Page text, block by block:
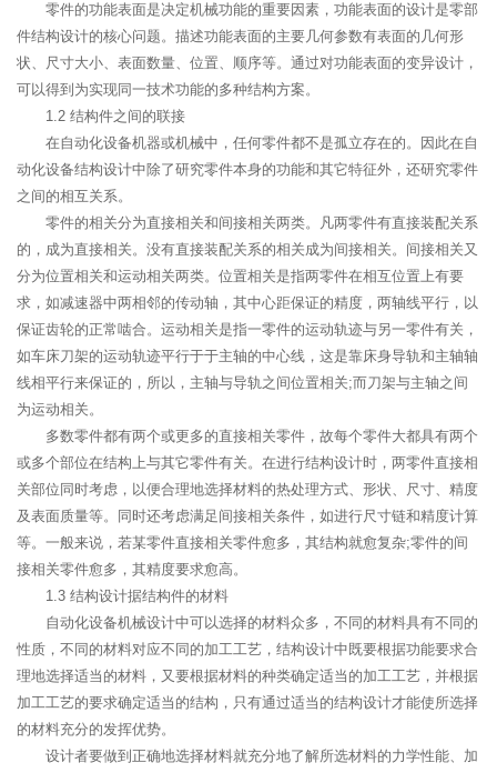
零件的功能表面是决定机械功能的重要因素，功能表面的设计是零部
件结构设计的核心问题。描述功能表面的主要几何参数有表面的几何形
状、尺寸大小、表面数量、位置、顺序等。通过对功能表面的变异设计，
可以得到为实现同一技术功能的多种结构方案。
1.2 结构件之间的联接
在自动化设备机器或机械中，任何零件都不是孤立存在的。因此在自
动化设备结构设计中除了研究零件本身的功能和其它特征外，还研究零件
之间的相互关系。
零件的相关分为直接相关和间接相关两类。凡两零件有直接装配关系
的，成为直接相关。没有直接装配关系的相关成为间接相关。间接相关又
分为位置相关和运动相关两类。位置相关是指两零件在相互位置上有要
求，如减速器中两相邻的传动轴，其中心距保证的精度，两轴线平行，以
保证齿轮的正常啮合。运动相关是指一零件的运动轨迹与另一零件有关，
如车床刀架的运动轨迹平行于于主轴的中心线，这是靠床身导轨和主轴轴
线相平行来保证的，所以，主轴与导轨之间位置相关;而刀架与主轴之间
为运动相关。
多数零件都有两个或更多的直接相关零件，故每个零件大都具有两个
或多个部位在结构上与其它零件有关。在进行结构设计时，两零件直接相
关部位同时考虑，以便合理地选择材料的热处理方式、形状、尺寸、精度
及表面质量等。同时还考虑满足间接相关条件，如进行尺寸链和精度计算
等。一般来说，若某零件直接相关零件愈多，其结构就愈复杂;零件的间
接相关零件愈多，其精度要求愈高。
1.3 结构设计据结构件的材料
自动化设备机械设计中可以选择的材料众多，不同的材料具有不同的
性质，不同的材料对应不同的加工工艺，结构设计中既要根据功能要求合
理地选择适当的材料，又要根据材料的种类确定适当的加工工艺，并根据
加工工艺的要求确定适当的结构，只有通过适当的结构设计才能使所选择
的材料充分的发挥优势。
设计者要做到正确地选择材料就充分地了解所选材料的力学性能、加